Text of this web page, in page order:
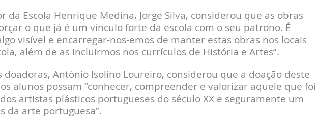
da Escola Henrique Medina, Jorge Silva, considerou que as obras
o que já é um vínculo forte da escola com o seu patrono. É
visível e encarregar-nos-emos de manter estas obras nos locais
além de as incluirmos nos currículos de História e Artes”.
doadoras, António Isolino Loureiro, considerou que a doação deste
alunos possam “conhecer, compreender e valorizar aquele que foi
artistas plásticos portugueses do século XX e seguramente um
da arte portuguesa”.